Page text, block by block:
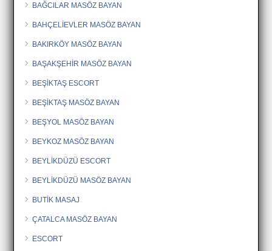
BAĞCILAR MASÖZ BAYAN
BAHÇELİEVLER MASÖZ BAYAN
BAKIRKÖY MASÖZ BAYAN
BAŞAKŞEHİR MASÖZ BAYAN
BEŞİKTAŞ ESCORT
BEŞİKTAŞ MASÖZ BAYAN
BEŞYOL MASÖZ BAYAN
BEYKOZ MASÖZ BAYAN
BEYLİKDÜZÜ ESCORT
BEYLİKDÜZÜ MASÖZ BAYAN
BUTİK MASAJ
ÇATALCA MASÖZ BAYAN
ESCORT